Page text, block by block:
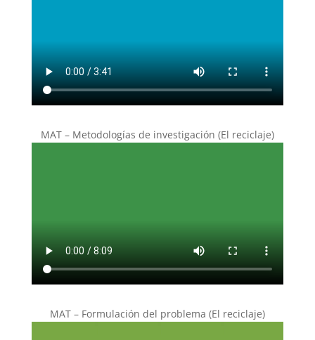
MAT – Metodologías de investigación (El reciclaje)
MAT – Formulación del problema (El reciclaje)